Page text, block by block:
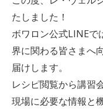
たしました！
ボワロン公式LINEで
界に関わる皆さまへ
届けします。
レシピ閲覧から講習
現場に必要な情報と